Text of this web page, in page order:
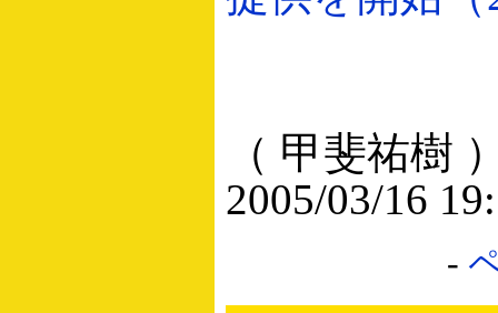
（ 甲斐祐樹
2005/03/16
-